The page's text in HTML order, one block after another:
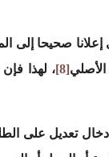
صحيحا إلى
[8]
، لهذا
تعديل على